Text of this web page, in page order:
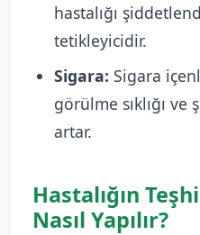
hastalığı
tetikleyicidir.
Sigara: Sigara
görülme sıklığı
artar.
Hastalığın
Nasıl Yapılır?